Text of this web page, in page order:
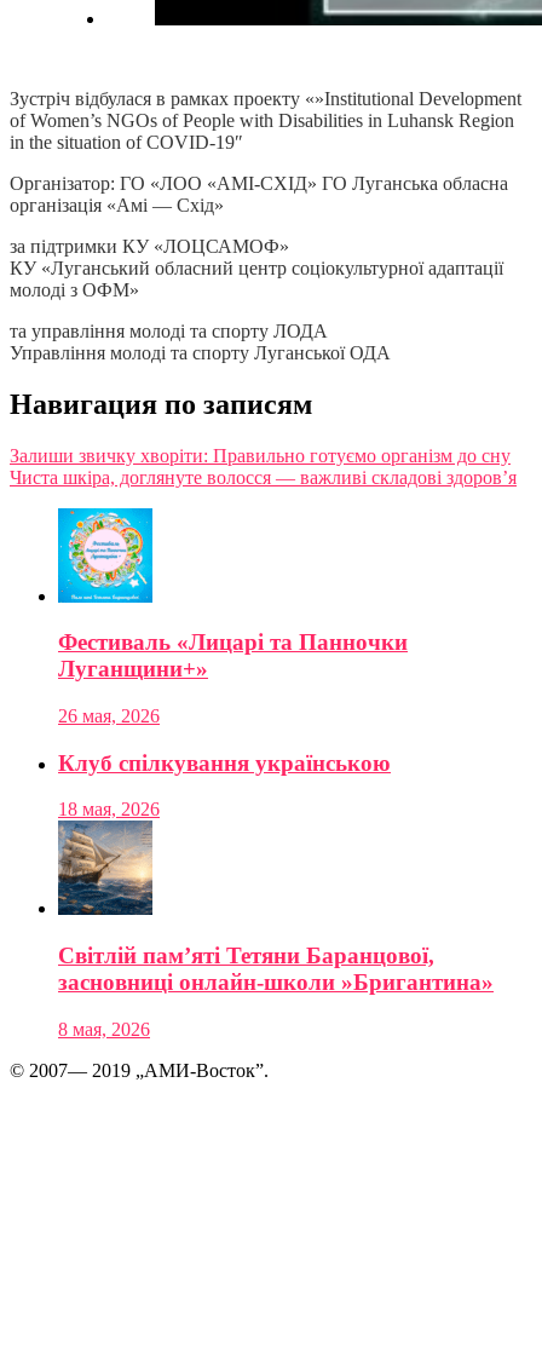
Зустріч відбулася в рамках проекту «»Institutional Development
of Women’s NGOs of People with Disabilities in Luhansk Region
in the situation of COVID-19″
Організатор: ГО «ЛОО «АМІ-СХІД» ГО Луганська обласна
організація «Амі — Схід»
за підтримки КУ «ЛОЦСАМОФ»
КУ «Луганський обласний центр соціокультурної адаптації
молоді з ОФМ»
та управління молоді та спорту ЛОДА
Управління молоді та спорту Луганської ОДА
Навигация по записям
Залиши звичку хворіти: Правильно готуємо організм до сну
Чиста шкіра, доглянуте волосся — важливі складові здоров’я
Фестиваль «Лицарі та Панночки
Луганщини+»
26 мая, 2026
Клуб спілкування українською
18 мая, 2026
Світлій пам’яті Тетяни Баранцової,
засновниці онлайн-школи »Бригантина»
8 мая, 2026
© 2007— 2019 „АМИ-Восток”.